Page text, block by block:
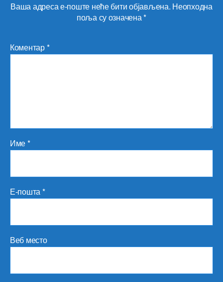
Ваша адреса е-поште неће бити објављена. Неопходна
поља су означена*
Коментар*
Име*
Е-пошта*
Веб место